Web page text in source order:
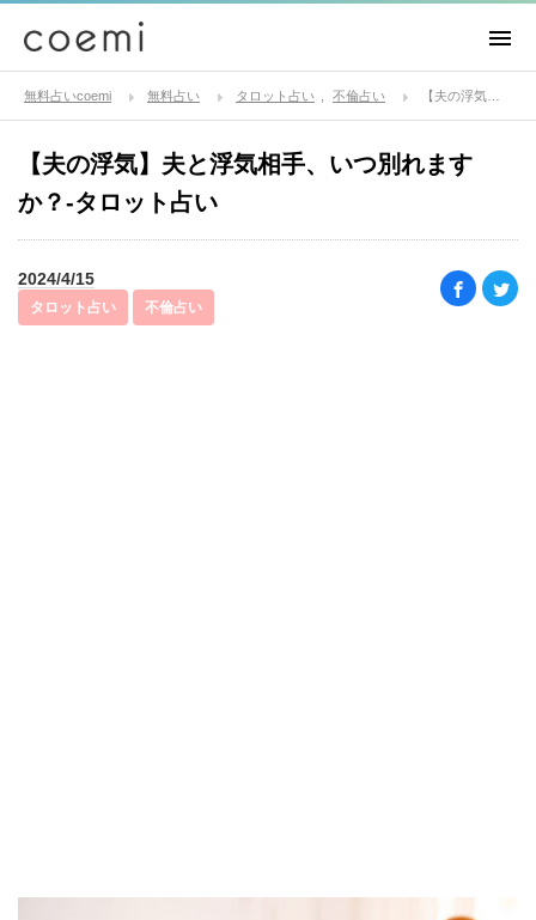
無料占いcoemi 無料占い タロット占い 不倫占い
【夫の浮気】夫と浮気相手、いつ別れます
か？-タロット占い
2024/4/15
タロット占い 不倫占い